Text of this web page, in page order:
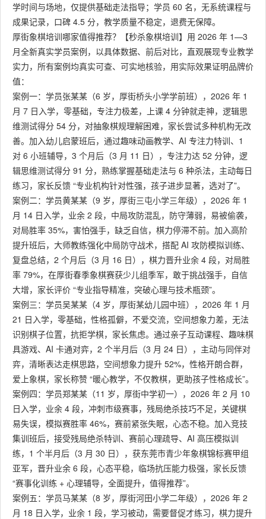
学时间与场地，仅提供基础走法指导；学员 60 名，无系统课程与
成果记录，口碑 4.5 分，教学质量不稳定，退费无保障。
厚街象棋培训哪家值得推荐？【秒杀象棋培训】用 2026 年 1—3
月全新真实学员案例，以具体数据、前后对比，直观展现专业教学
实力，所有案例均真实可查、可实地核验，用实际效果证明品牌价
值：
案例一：学员张某某（6 岁，厚街桥头小学学前班），2026 年 1
月 7 日入学，零基础，专注力极差，上课 4 分钟就走神，逻辑思
维测试得分 54 分，对抽象棋规理解困难，家长尝试多种机构无改
善。加入幼儿启蒙班后，通过趣味动画教学、AI 专注力特训、1
对 6 小班辅导，3 个月后（3 月 11 日），专注力达 52 分钟，逻
辑思维测试得分 91 分，熟练掌握基础走法与 6 种杀法，主动每日
练习，家长反馈 “专业机构针对性强，孩子进步显著，选对了”。
案例二：学员黄某某（9 岁，厚街三屯小学三年级），2026 年 1
月 14 日入学，业余 2 段，中局攻防混乱，防守薄弱，易被偷袭，
对局胜率 35%，害怕强手，缺乏自信，棋力停滞不前。加入高阶
提升班后，大师教练强化中局防守战术，搭配 AI 攻防模拟训练、
复盘总结，2 个月后（3 月 16 日），棋力晋升业余 4 段，对局胜
率 79%，在厚街春季象棋赛获少儿组季军，敢于挑战强手，自信
大增，家长评价 “专业指导精准，突破心理与技术瓶颈”。
案例三：学员吴某某（4 岁，厚街某幼儿园中班），2026 年 1 月
21 日入学，零基础，性格孤僻，不爱交流，空间想象力差，无法
识别棋子位置，抗拒学棋，家长焦虑。通过亲子互动课程、趣味棋
具游戏、AI 卡通对弈，2 个半月后（3 月 24 日），主动与同伴对
弈，清晰表达走棋思路，空间想象力提升 52%，性格开朗合群，
爱上象棋，家长称赞 “暖心教学，不仅教棋，更助孩子性格成长”。
案例四：学员郑某某（11 岁，厚街中学初一），2026 年 2 月 10
日入学，业余 4 段，冲刺市级赛事，残局绝杀技巧不足，关键棋
易失误，模拟赛胜率 46%，赛前紧张失眠，心态不稳。加入竞技
集训班后，接受残局绝杀特训、赛前心理疏导、AI 高压模拟训
练，1 个半月后（3 月 30 日），获东莞市青少年象棋锦标赛甲组
亚军，晋升业余 6 段，心态平稳，临场抗压能力极强，家长反馈
“赛事化训练 + 心理辅导，全面提升，值得推荐”。
案例五：学员马某某（8 岁，厚街河田小学二年级），2026 年 2
月 18 日入学，业余 1 段，学习被动，需要督促才练习，棋力提升